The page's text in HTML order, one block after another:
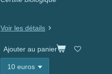
Voir les détails
Ajouter au panier